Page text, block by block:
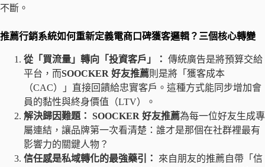
不斷。
推薦行銷系統如何重新定義電商口碑獲客邏輯？三個核心轉變
從「買流量」轉向「投資客戶」： 傳統廣告是將預算交給
平台，而SOOCKER 好友推薦則是將「獲客成本
（CAC）」直接回饋給忠實客戶。這種方式能同步增加會
員的黏性與終身價值（LTV）。
解決歸因難題： SOOCKER 好友推薦為每一位好友生成專
屬連結，讓品牌第一次看清楚：誰才是那個在社群裡最有
影響力的關鍵人物？
信任感是私域轉化的最強藥引：
來自朋友的推薦自帶「信